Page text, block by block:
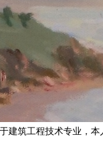
建筑工程技术专业，